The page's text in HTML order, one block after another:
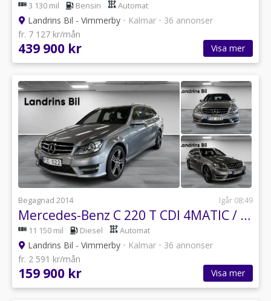
3 130 mil Bensin Automat
Landrins Bil - Vimmerby • Kalmar • 36 annonser
fr. 7 127 kr/mån
439 900 kr Visa mer
Begagnad 2014 Igår 08:49
Mercedes-Benz C 220 T CDI 4MATIC / Avantgarde / Värmare / Drag
11 150 mil Diesel Automat
Landrins Bil - Vimmerby • Kalmar • 36 annonser
fr. 2 591 kr/mån
159 900 kr Visa mer